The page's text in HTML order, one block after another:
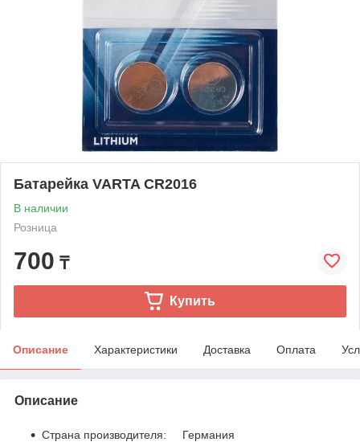
Батарейка VARTA CR2016
В наличии
Розница
700 ₸
Купить
Описание Характеристики Доставка Оплата
Описание
Страна производителя: Германия